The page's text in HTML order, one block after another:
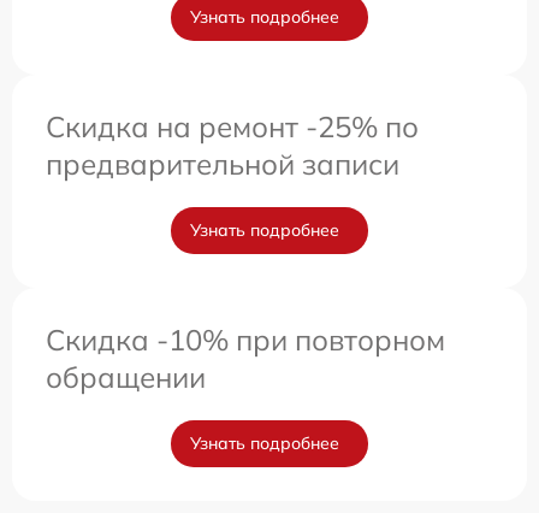
Узнать подробнее
Скидка на ремонт -25% по
предварительной записи
Узнать подробнее
Скидка -10% при повторном
обращении
Узнать подробнее